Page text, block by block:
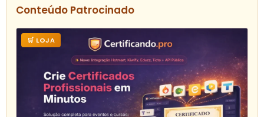
Conteúdo Patrocinado
🛒 LOJA